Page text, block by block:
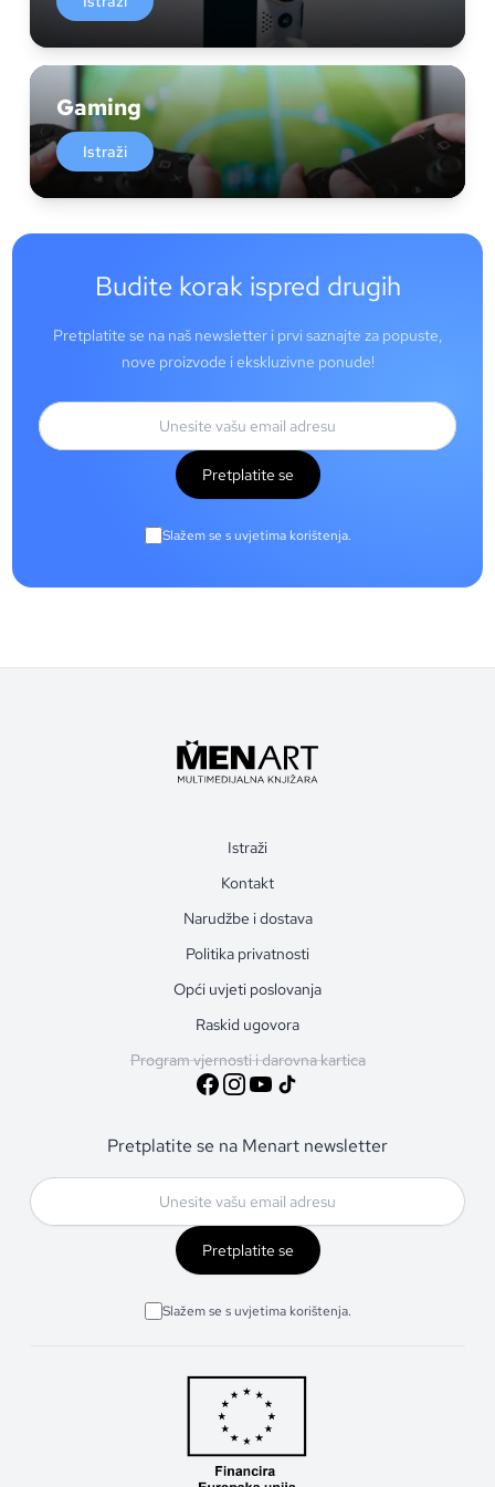
Gaming
Istraži
Budite korak ispred drugih
Pretplatite se na naš newsletter i prvi saznajte za popuste,
nove proizvode i ekskluzivne ponude!
Pretplatite se
Slažem se s uvjetima korištenja.
Istraži
Kontakt
Narudžbe i dostava
Politika privatnosti
Opći uvjeti poslovanja
Raskid ugovora
Program vjernosti i darovna kartica
Pretplatite se na Menart newsletter
Pretplatite se
Slažem se s uvjetima korištenja.